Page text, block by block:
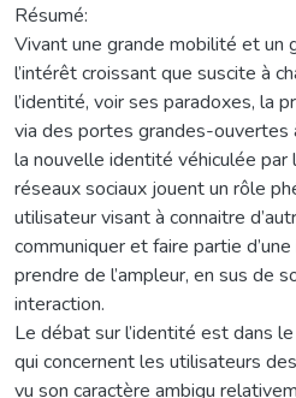
Résumé:
Vivant une grande mobilité et un
l’intérêt croissant que suscite à
l’identité, voir ses paradoxes, la
via des portes grandes-
la nouvelle identité véhiculée par
réseaux sociaux jouent un rôle
utilisateur visant à connaitre
communiquer et faire partie
prendre de l’ampleur, en sus de
interaction.
Le débat sur l’identité est dans
qui concernent les utilisateurs
vu son caractère ambigu